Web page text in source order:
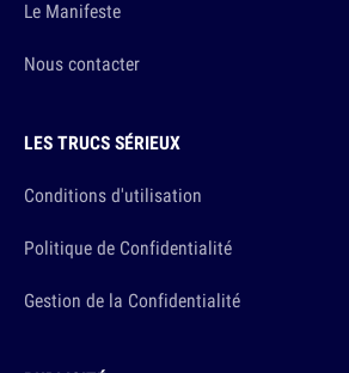
Le Manifeste
Nous contacter
LES TRUCS SÉRIEUX
Conditions d'utilisation
Politique de Confidentialité
Gestion de la Confidentialité